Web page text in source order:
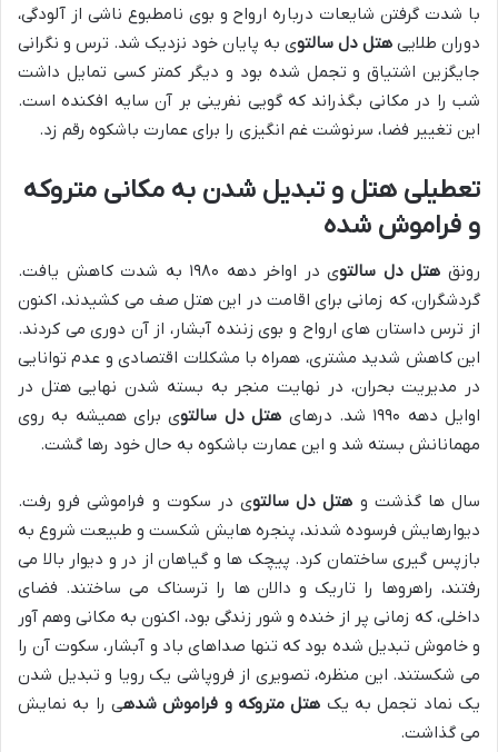
با شدت گرفتن شایعات درباره ارواح و بوی نامطبوع ناشی از آلودگی،
دوران طلایی هتل دل سالتوی به پایان خود نزدیک شد. ترس و نگرانی
جایگزین اشتیاق و تجمل شده بود و دیگر کمتر کسی تمایل داشت
شب را در مکانی بگذراند که گویی نفرینی بر آن سایه افکنده است.
این تغییر فضا، سرنوشت غم انگیزی را برای عمارت باشکوه رقم زد.
تعطیلی هتل و تبدیل شدن به مکانی متروکه
و فراموش شده
رونق هتل دل سالتو
ی در اواخر دهه ۱۹۸۰ به شدت کاهش یافت.
گردشگران، که زمانی برای اقامت در این هتل صف می کشیدند، اکنون
از ترس داستان های ارواح و بوی زننده آبشار، از آن دوری می کردند.
این کاهش شدید مشتری، همراه با مشکلات اقتصادی و عدم توانایی
در مدیریت بحران، در نهایت منجر به بسته شدن نهایی هتل در
اوایل دهه ۱۹۹۰ شد. درهای
هتل دل سالتوی برای همیشه به روی
مهمانانش بسته شد و این عمارت باشکوه به حال خود رها گشت.
سال ها گذشت و هتل دل سالتوی در سکوت و فراموشی فرو رفت.
دیوارهایش فرسوده شدند، پنجره هایش شکست و طبیعت شروع به
بازپس گیری ساختمان کرد. پیچک ها و گیاهان از در و دیوار بالا می
رفتند، راهروها را تاریک و دالان ها را ترسناک می ساختند. فضای
داخلی، که زمانی پر از خنده و شور زندگی بود، اکنون به مکانی وهم آور
و خاموش تبدیل شده بود که تنها صداهای باد و آبشار، سکوت آن را
می شکستند. این منظره، تصویری از فروپاشی یک رویا و تبدیل شدن
یک نماد تجمل به یک هتل متروکه و فراموش شدهی را به نمایش
می گذاشت.